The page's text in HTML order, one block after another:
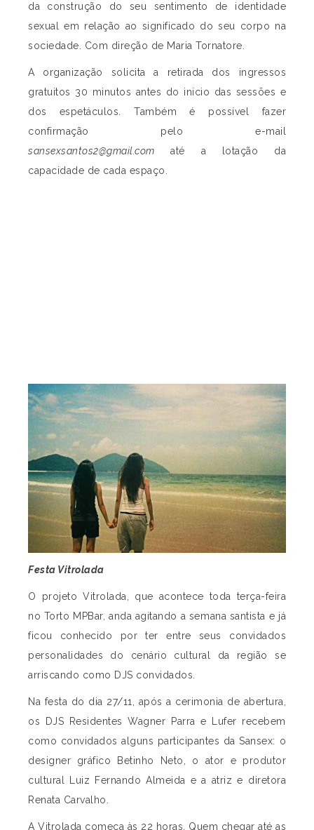
da construção do seu sentimento de identidade
sexual em relação ao significado do seu corpo na
sociedade. Com direção de Maria Tornatore.
A organização solicita a retirada dos ingressos
gratuitos 30 minutos antes do inicio das sessões e
dos espetáculos. Também é possível fazer
confirmação pelo e-mail
sansexsantos2@gmail.com até a lotação da
capacidade de cada espaço.
Festa Vitrolada
O projeto Vitrolada, que acontece toda terça-feira
no Torto MPBar, anda agitando a semana santista e já
ficou conhecido por ter entre seus convidados
personalidades do cenário cultural da região se
arriscando como DJS convidados.
Na festa do dia 27/11, após a cerimonia de abertura,
os DJS Residentes Wagner Parra e Lufer recebem
como convidados alguns participantes da Sansex: o
designer gráfico Betinho Neto, o ator e produtor
cultural Luiz Fernando Almeida e a atriz e diretora
Renata Carvalho.
A Vitrolada começa às 22 horas. Quem chegar até as